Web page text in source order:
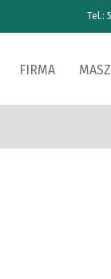
Tel.:
FIRMA